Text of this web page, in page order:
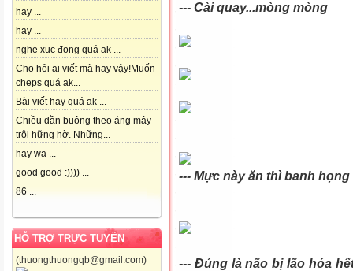
hay ...
hay ...
nghe xuc đọng quá ak ...
Cho hỏi ai viết mà hay vậy!Muốn
cheps quá ak...
Bài viết hay quá ak ...
Chiều dần buông theo áng mây
trôi hững hờ. Những...
hay wa ...
good good :)))) ...
86 ...
HỖ TRỢ TRỰC TUYẾN
(thuongthuongqb@gmail.com)
--- Cài quay...mòng mòng
--- Mực này ăn thì banh
--- Đúng là não bị lão hóa